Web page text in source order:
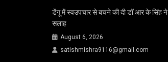
डेंगू में स्वउपचार से बचने की दी डॉ आर के सिंह ने
सलाह
August 6, 2026
satishmishra9116@gmail.com